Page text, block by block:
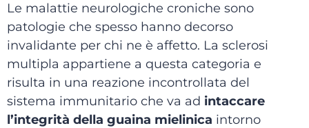
Le malattie neurologiche croniche sono
patologie che spesso hanno decorso
invalidante per chi ne è affetto. La sclerosi
multipla appartiene a questa categoria e
risulta in una reazione incontrollata del
sistema immunitario che va ad intaccare
l’integrità della guaina mielinica intorno